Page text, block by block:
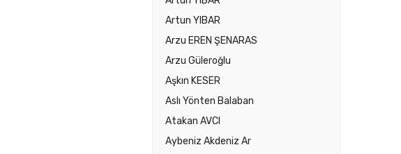
Artun YIBAR
Arzu EREN ŞENARAS
Arzu Güleroğlu
Aşkın KESER
Aslı Yönten Balaban
Atakan AVCI
Aybeniz Akdeniz Ar